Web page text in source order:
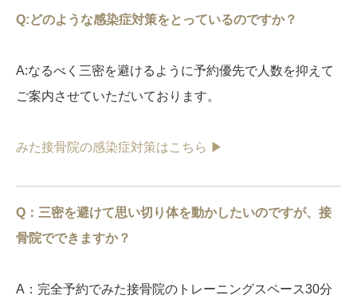
Q:どのような感染症対策をとっているのですか？
A:なるべく三密を避けるように予約優先で人数を抑えて
ご案内させていただいております。
みた接骨院の感染症対策はこちら ▶︎
Q：三密を避けて思い切り体を動かしたいのですが、接
骨院でできますか？
A：完全予約でみた接骨院のトレーニングスペース30分